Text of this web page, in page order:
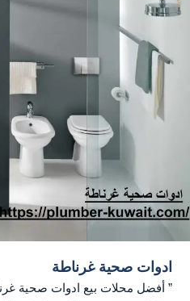
ادوات صحية غرناطة
” أفضل محلات بيع ادوات صحية